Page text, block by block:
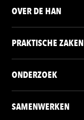
OVER DE HAN
PRAKTISCHE ZAKEN
ONDERZOEK
SAMENWERKEN